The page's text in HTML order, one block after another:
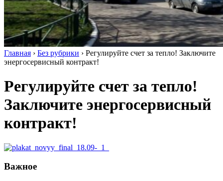
Главная › Без рубрики › Регулируйте счет за тепло! Заключите
энергосервисный контракт!
Регулируйте счет за тепло!
Заключите энергосервисный
контракт!
Важное